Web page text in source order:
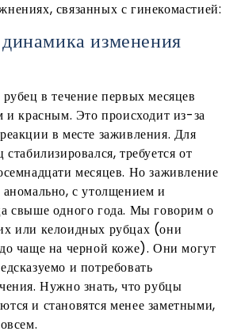
связанных с гинекомастией:
изменения
в течение первых месяцев
и красным. Это происходит из-за
в месте заживления. Для
требуется от
месяцев. Но заживление
с утолщением и
свыше одного года. Мы говорим о
или келоидных рубцах (они
чаще на черной коже). Они могут
и потребовать
Нужно знать, что рубцы
и становятся менее заметными,